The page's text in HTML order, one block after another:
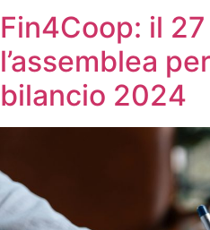
Fin4Coop: il
l’assemblea
bilancio 2024